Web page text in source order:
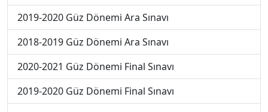
2019-2020 Güz Dönemi Ara Sınavı
2018-2019 Güz Dönemi Ara Sınavı
2020-2021 Güz Dönemi Final Sınavı
2019-2020 Güz Dönemi Final Sınavı